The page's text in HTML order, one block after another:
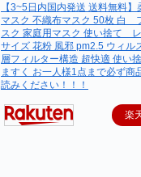
【3~5日内国内発送 送料無料
マスク 不織布マスク 50枚 白
スク 家庭用マスク 使い捨て
サイズ 花粉 風邪 pm2.5 ウィル
層フィルター構造 超快適 使い
ますく お一人様1点まで必ず商
読みください！！！
楽